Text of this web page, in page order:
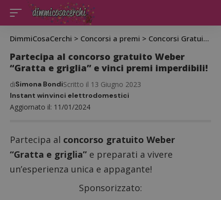
DimmiCosaCerchi > Concorsi a premi > Concorsi Gratuiti >
Partecipa al concorso gratuito Weber
“Gratta e griglia” e vinci premi imperdibili!
Aggiornato il: 11/01/2024
diSimona BondiScritto il 13 Giugno 2023
Instant winvinci elettrodomestici
Partecipa al concorso gratuito Weber
“Gratta e griglia” e preparati a vivere
un’esperienza unica e appagante!
Sponsorizzato: